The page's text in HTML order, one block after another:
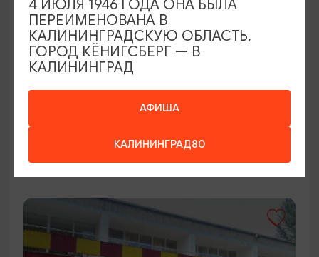
ДЕТСКИЕ ОЗДОРОВИТЕЛЬНЫЕ ЛАГЕРЯ
Детский центр отдыха и
оздоровления детей и подростков
«Чайка»
Ладушкин
АФИША
КАЛИНИНГРАД80
4 ИЮЛЯ 1946 ГОДА ОНА БЫЛА
ПЕРЕИМЕНОВАНА В
КАЛИНИНГРАДСКУЮ ОБЛАСТЬ,
ГОРОД КЁНИГСБЕРГ — В
КАЛИНИНГРАД